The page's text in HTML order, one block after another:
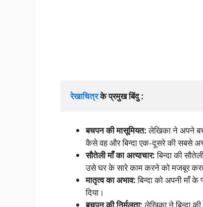
रेखाचित्र के प्रमुख बिंदु :
बचपन की मासूमियत:लेखिका ने अपने
कैसे वह और बिन्दा एक-दूसरे की सबसे
सौतेली माँ का अत्याचार:बिन्दा की
उसे घर के सारे काम करने को मजबूर
मातृत्व का अभाव:बिन्दा को अपनी माँ के
दिया।